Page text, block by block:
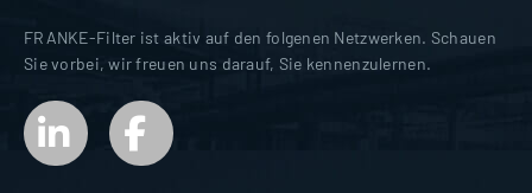
FRANKE-Filter ist aktiv auf den folgenen Netzwerken. Schauen
Sie vorbei, wir freuen uns darauf, Sie kennenzulernen.